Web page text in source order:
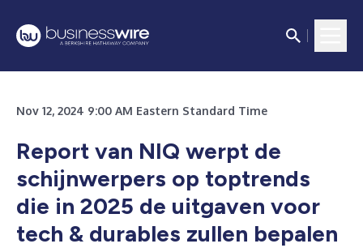
Nov 12, 2024 9:00 AM Eastern Standard Time
Report van NIQ werpt de
schijnwerpers op toptrends
die in 2025 de uitgaven voor
tech & durables zullen bepalen